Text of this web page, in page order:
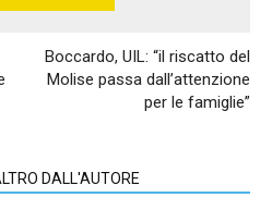
Boccardo, UIL: “il riscatto del
Molise passa dall’attenzione
per le famiglie”
DALL'AUTORE